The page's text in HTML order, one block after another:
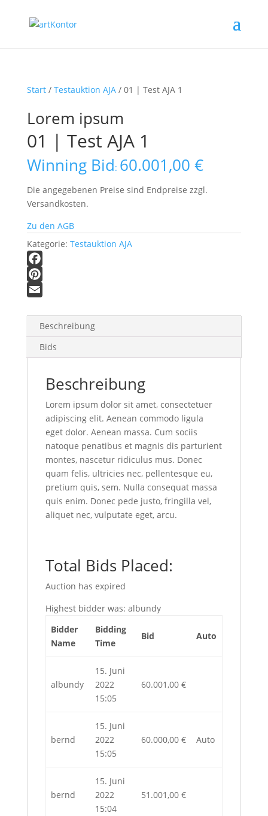
Start/ Testauktion AJA/ 01 | Test AJA 1
Lorem ipsum
01 | Test AJA 1
Winning Bid: 60.001,00 €
Die angegebenen Preise sind Endpreise zzgl.
Versandkosten.
Zu den AGB
Kategorie: Testauktion AJA
F
a
b
P
t
a
Beschreibung
Bids
Beschreibung
Lorem ipsum dolor sit amet, consectetuer
adipiscing elit. Aenean commodo ligula
eget dolor. Aenean massa. Cum sociis
natoque penatibus et magnis dis parturient
montes, nascetur ridiculus mus. Donec
quam felis, ultricies nec, pellentesque eu,
pretium quis, sem. Nulla consequat massa
quis enim. Donec pede justo, fringilla vel,
aliquet nec, vulputate eget, arcu.
Total Bids Placed:
Auction has expired
Highest bidder was: albundy
Bidder
Name
Bidding
Time
Bid Auto
albundy
15. Juni
2022
15:05
60.001,00 €
bernd
15. Juni
2022
15:05
60.000,00 € Auto
bernd
15. Juni
2022
15:04
51.001,00 €